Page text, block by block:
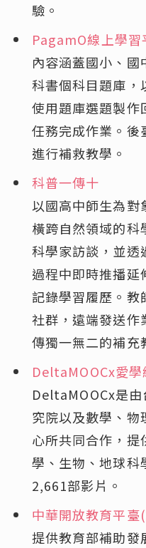
驗。
PagamO線上學習
內容涵蓋國小、
科書個科目題庫，
使用題庫選題製作
任務完成作業。後
進行補救教學。
科普一傳十
以國高中師生為對
橫跨自然領域的科
科學家訪談，並透
過程中即時推播延
記錄學習履歷。教
社群，遠端發送作
傳獨一無二的補充
DeltaMOOCx愛學
DeltaMOOCx是
究院以及數學、物
心所共同合作，提
學、生物、地球科
2,661部影片。
中華開放教育平
提供教育部補助發